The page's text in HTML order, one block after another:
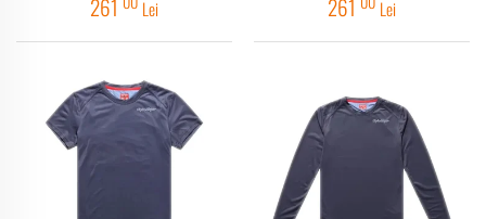
261 Lei 261 Lei